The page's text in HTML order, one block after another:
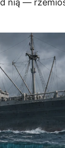
nią —